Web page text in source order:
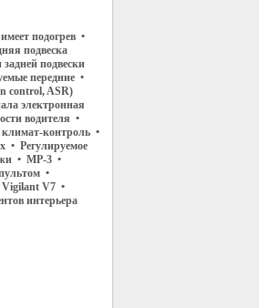
подогрев •
подвеска
подвески
передние •
control, ASR)
электронная
водителя •
контроль •
• Регулируемое
• МР-3 •
•
Vigilant V7 •
интерьера